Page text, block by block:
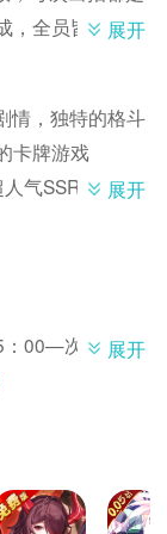
，全员皆可升级
的格斗天团！
展开
情，独特的格斗
卡牌游戏
气SSR八神
商城白嫖进
！还有0.1折
疯狂扫货！
，再送100万元
展开
：00—次日凌晨
放到游戏邮箱
展开